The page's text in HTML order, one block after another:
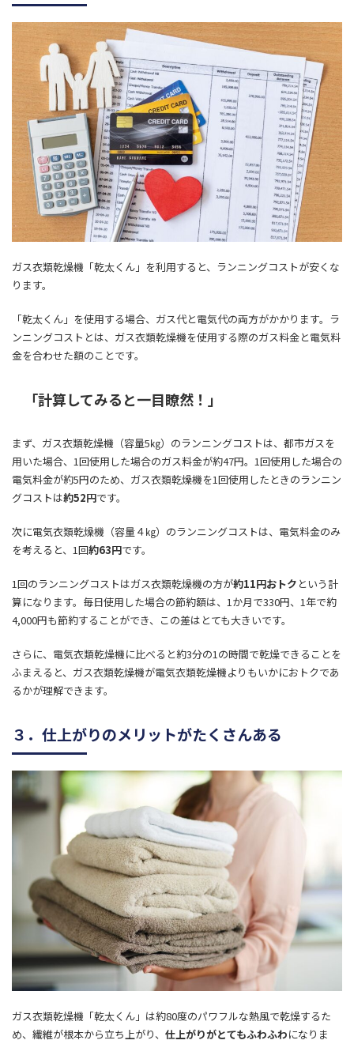
ガス衣類乾燥機「乾太くん」を利用すると、ランニングコストが安くな
ります。
「乾太くん」を使用する場合、ガス代と電気代の両方がかかります。ラ
ンニングコストとは、ガス衣類乾燥機を使用する際のガス料金と電気料
金を合わせた額のことです。
「計算してみると一目瞭然！」
まず、ガス衣類乾燥機（容量5㎏）のランニングコストは、都市ガスを
用いた場合、1回使用した場合のガス料金が約47円。1回使用した場合の
電気料金が約5円のため、ガス衣類乾燥機を1回使用したときのランニン
グコストは約52円です。
次に電気衣類乾燥機（容量４㎏）のランニングコストは、電気料金のみ
を考えると、1回約63円です。
1回のランニングコストはガス衣類乾燥機の方が約11円おトク という計
算になります。毎日使用した場合の節約額は、1か月で330円、1年で約
4,000円も節約することができ、この差はとても大きいです。
さらに、電気衣類乾燥機に比べると約3分の1の時間で乾燥できることを
ふまえると、ガス衣類乾燥機が電気衣類乾燥機よりもいかにおトクであ
るかが理解できます。
３．仕上がりのメリットがたくさんある
ガス衣類乾燥機「乾太くん」は約80度のパワフルな熱風で乾燥するた
め、繊維が根本から立ち上がり、 仕上がりがとてもふわふわになりま